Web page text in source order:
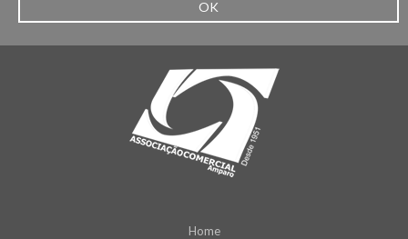
OK
Home